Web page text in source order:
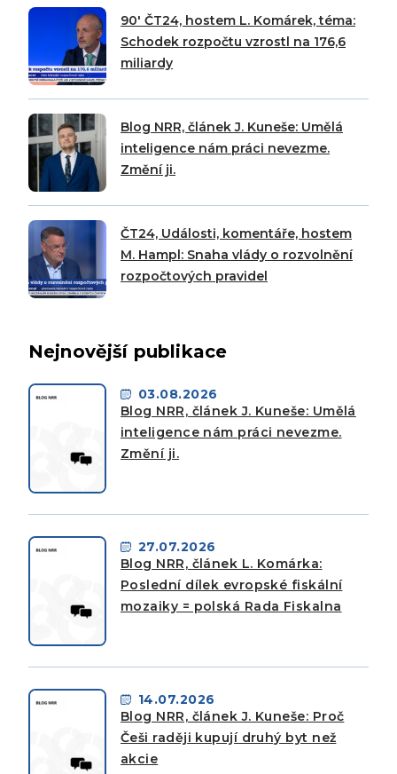
90′ ČT24, hostem L. Komárek, téma:
Schodek rozpočtu vzrostl na 176,6
miliardy
Blog NRR, článek J. Kuneše: Umělá
inteligence nám práci nevezme.
Změní ji.
ČT24, Události, komentáře, hostem
M. Hampl: Snaha vlády o rozvolnění
rozpočtových pravidel
Nejnovější publikace
03.08.2026
Blog NRR, článek J. Kuneše: Umělá
inteligence nám práci nevezme.
Změní ji.
27.07.2026
Blog NRR, článek L. Komárka:
Poslední dílek evropské fiskální
mozaiky = polská Rada Fiskalna
14.07.2026
Blog NRR, článek J. Kuneše: Proč
Češi raději kupují druhý byt než
akcie